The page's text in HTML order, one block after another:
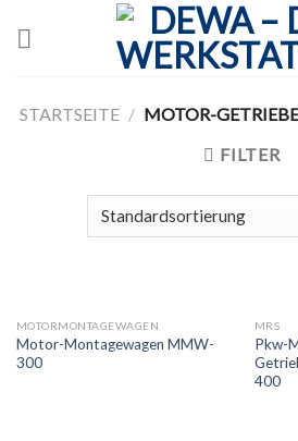
STARTSEITE / MOTOR-
FILTER
MOTORMONTAGEWAGEN
Motor-Montagewagen MMW-
300
MRS
Pkw-
400